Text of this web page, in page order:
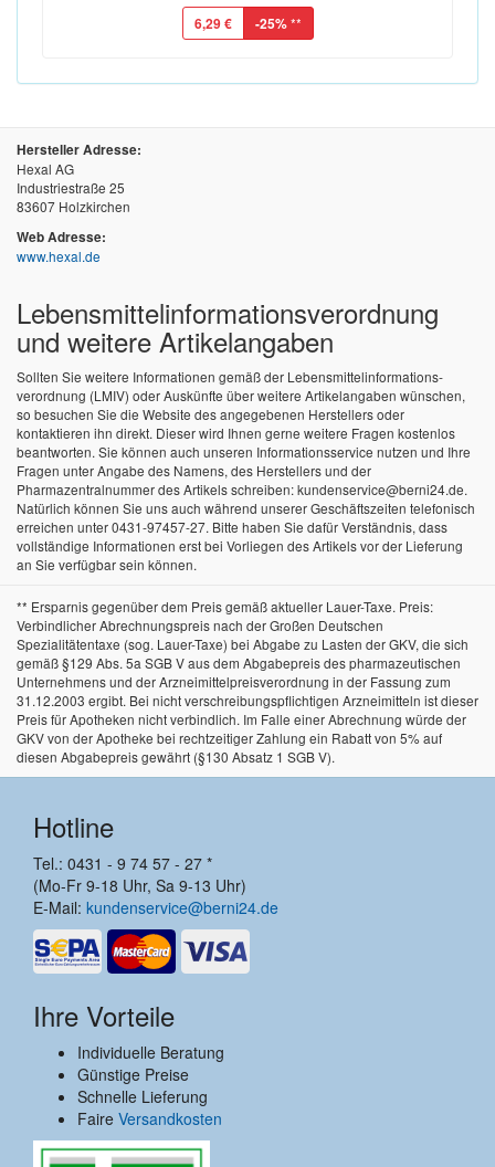
6,29 € -25%**
Hersteller Adresse:
Hexal AG
Industriestraße 25
83607 Holzkirchen
Web Adresse:
www.hexal.de
Lebensmittel­informations­verordnung
und weitere Artikelangaben
Sollten Sie weitere Informationen gemäß der Lebensmittel­informations­
verordnung (LMIV) oder Auskünfte über weitere Artikelangaben wünschen,
so besuchen Sie die Website des angegebenen Herstellers oder
kontaktieren ihn direkt. Dieser wird Ihnen gerne weitere Fragen kostenlos
beantworten. Sie können auch unseren Informationsservice nutzen und Ihre
Fragen unter Angabe des Namens, des Herstellers und der
Pharmazentralnummer des Artikels schreiben: kundenservice@berni24.de.
Natürlich können Sie uns auch während unserer Geschäftszeiten telefonisch
erreichen unter 0431-97457-27. Bitte haben Sie dafür Verständnis, dass
vollständige Informationen erst bei Vorliegen des Artikels vor der Lieferung
an Sie verfügbar sein können.
** Ersparnis gegenüber dem Preis gemäß aktueller Lauer-Taxe. Preis:
Verbindlicher Abrechnungspreis nach der Großen Deutschen
Spezialitätentaxe (sog. Lauer-Taxe) bei Abgabe zu Lasten der GKV, die sich
gemäß §129 Abs. 5a SGB V aus dem Abgabepreis des pharmazeutischen
Unternehmens und der Arzneimittelpreisverordnung in der Fassung zum
31.12.2003 ergibt. Bei nicht verschreibungspflichtigen Arzneimitteln ist dieser
Preis für Apotheken nicht verbindlich. Im Falle einer Abrechnung würde der
GKV von der Apotheke bei rechtzeitiger Zahlung ein Rabatt von 5% auf
diesen Abgabepreis gewährt (§130 Absatz 1 SGB V).
Hotline
Tel.: 0431 - 9 74 57 - 27 *
(Mo-Fr 9-18 Uhr, Sa 9-13 Uhr)
E-Mail: kundenservice@berni24.de
Ihre Vorteile
Individuelle Beratung
Günstige Preise
Schnelle Lieferung
Faire Versandkosten